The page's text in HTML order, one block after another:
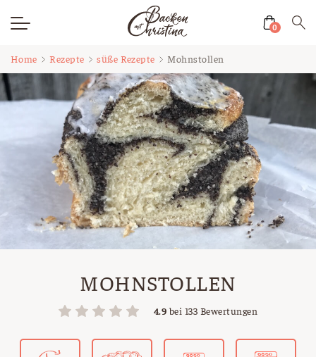
springen
0
Home Rezepte süße Rezepte Mohnstollen
MOHNSTOLLEN
4.9 bei 133 Bewertungen